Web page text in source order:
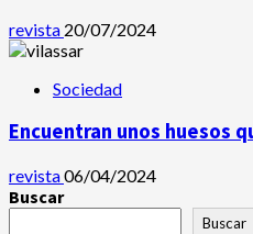
revista 20/07/2024
Sociedad
Encuentran unos huesos
revista06/04/2024
Buscar
Buscar